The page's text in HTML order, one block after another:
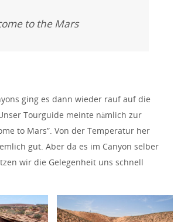
to the Mars
ging es dann wieder rauf auf die
Tourguide meinte nämlich zur
to Mars”. Von der Temperatur her
gut. Aber da es im Canyon selber
wir die Gelegenheit uns schnell